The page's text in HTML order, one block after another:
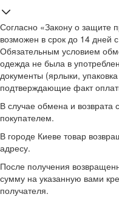
Согласно «Закону о защите
возможен в срок до 14 дней
Обязательным условием
одежда не была в
документы (ярлыки,
подтверждающие факт
В случае обмена и возврата
покупателем.
В городе Киеве товар
адресу.
После получения
сумму на указанную вами
получателя.